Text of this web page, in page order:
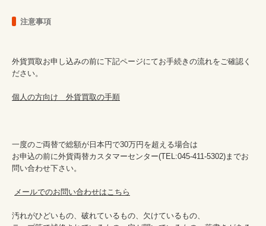
注意事項
外貨買取お申し込みの前に下記ページにてお手続きの流れをご確認く
ださい。
個人の方向け　外貨買取の手順
一度のご両替で総額が日本円で30万円を超える場合は
お申込の前に外貨両替カスタマーセンター(TEL:045-411-5302)までお
問い合わせ下さい。
メールでのお問い合わせはこちら
汚れがひどいもの、破れているもの、欠けているもの、